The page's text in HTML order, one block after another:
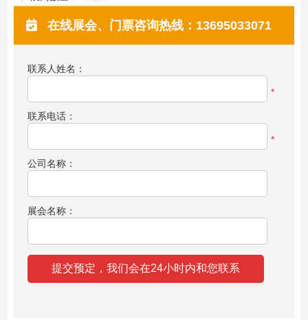
在线展会、门票咨询热线：13695033071
联系人姓名：
*
联系电话：
*
公司名称：
展会名称：